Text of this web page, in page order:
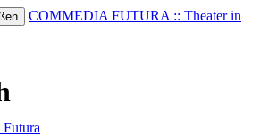
COMMEDIA FUTURA :: Theater in